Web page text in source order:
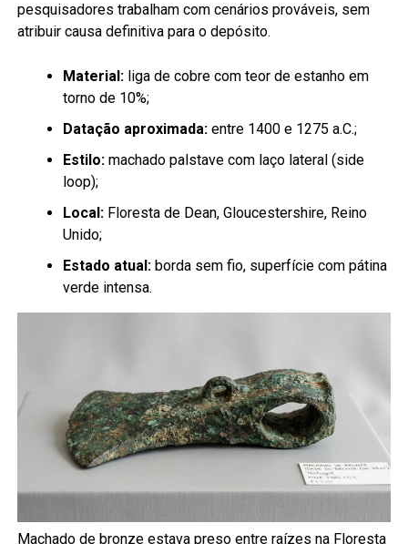
pesquisadores trabalham com cenários prováveis, sem
atribuir causa definitiva para o depósito.
Material:liga de cobre com teor de estanho em
torno de 10%;
Datação aproximada:entre 1400 e 1275 a.C.;
Estilo:machado palstave com laço lateral (side
loop);
Local:Floresta de Dean, Gloucestershire, Reino
Unido;
Estado atual:borda sem fio, superfície com pátina
verde intensa.
Machado de bronze estava preso entre raízes na Floresta